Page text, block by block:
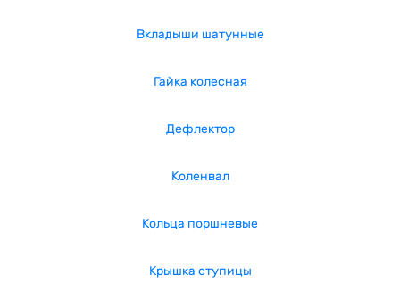
Вкладыши шатунные
Гайка колесная
Дефлектор
Коленвал
Кольца поршневые
Крышка ступицы